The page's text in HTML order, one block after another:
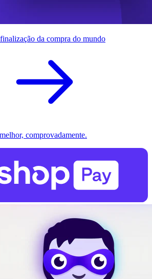
da compra do mundo
comprovadamente.